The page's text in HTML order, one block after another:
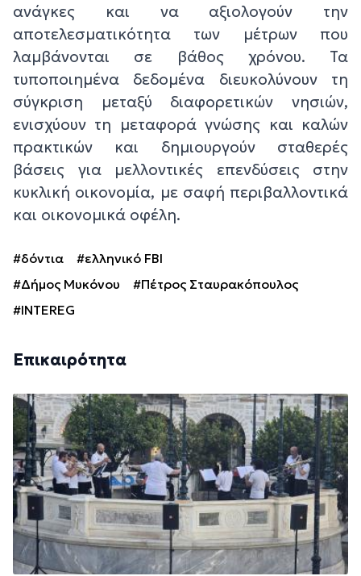
ανάγκες και να αξιολογούν την
αποτελεσματικότητα των μέτρων που
λαμβάνονται σε βάθος χρόνου. Τα
τυποποιημένα δεδομένα διευκολύνουν τη
σύγκριση μεταξύ διαφορετικών νησιών,
ενισχύουν τη μεταφορά γνώσης και καλών
πρακτικών και δημιουργούν σταθερές
βάσεις για μελλοντικές επενδύσεις στην
κυκλική οικονομία, με σαφή περιβαλλοντικά
και οικονομικά οφέλη.
#δόντια
#ελληνικό FBI
#Δήμος Μυκόνου
#Πέτρος Σταυρακόπουλος
#INTEREG
Επικαιρότητα